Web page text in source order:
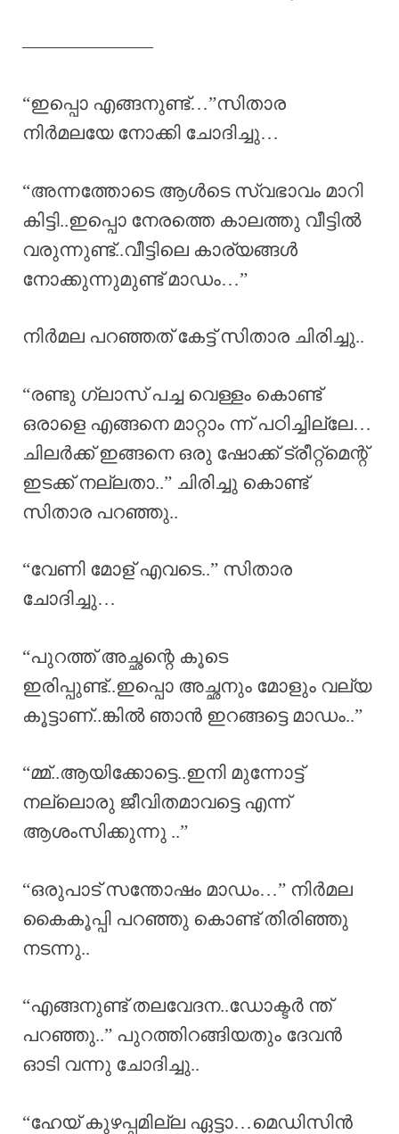
———————
“ഇപ്പൊ എങ്ങനുണ്ട്…”സിതാര
നിർമലയേ നോക്കി ചോദിച്ചു…
“അന്നത്തോടെ ആൾടെ സ്വഭാവം മാറി
കിട്ടി..ഇപ്പൊ നേരത്തെ കാലത്തു വീട്ടിൽ
വരുന്നുണ്ട്..വീട്ടിലെ കാര്യങ്ങൾ
നോക്കുന്നുമുണ്ട് മാഡം…”
നിർമല പറഞ്ഞത് കേട്ട് സിതാര ചിരിച്ചു..
“രണ്ടു ഗ്ലാസ് പച്ച വെള്ളം കൊണ്ട്
ഒരാളെ എങ്ങനെ മാറ്റാം ന്ന് പഠിച്ചില്ലേ…
ചിലർക്ക് ഇങ്ങനെ ഒരു ഷോക്ക് ട്രീറ്റ്മെന്റ്
ഇടക്ക് നല്ലതാ..” ചിരിച്ചു കൊണ്ട്
സിതാര പറഞ്ഞു..
“വേണി മോള് എവടെ..” സിതാര
ചോദിച്ചു…
“പുറത്ത് അച്ഛന്റെ കൂടെ
ഇരിപ്പുണ്ട്..ഇപ്പൊ അച്ഛനും മോളും വല്യ
കൂട്ടാണ്..ങ്കിൽ ഞാൻ ഇറങ്ങട്ടെ മാഡം..”
“മ്മ്..ആയിക്കോട്ടെ..ഇനി മുന്നോട്ട്
നല്ലൊരു ജീവിതമാവട്ടെ എന്ന്
ആശംസിക്കുന്നു ..”
“ഒരുപാട് സന്തോഷം മാഡം…” നിർമല
കൈകൂപ്പി പറഞ്ഞു കൊണ്ട് തിരിഞ്ഞു
നടന്നു..
“എങ്ങനുണ്ട് തലവേദന..ഡോക്ടർ ന്ത്
പറഞ്ഞു..” പുറത്തിറങ്ങിയതും ദേവൻ
ഓടി വന്നു ചോദിച്ചു..
“ഹേയ് കുഴപ്പമില്ല ഏട്ടാ…മെഡിസിൻ